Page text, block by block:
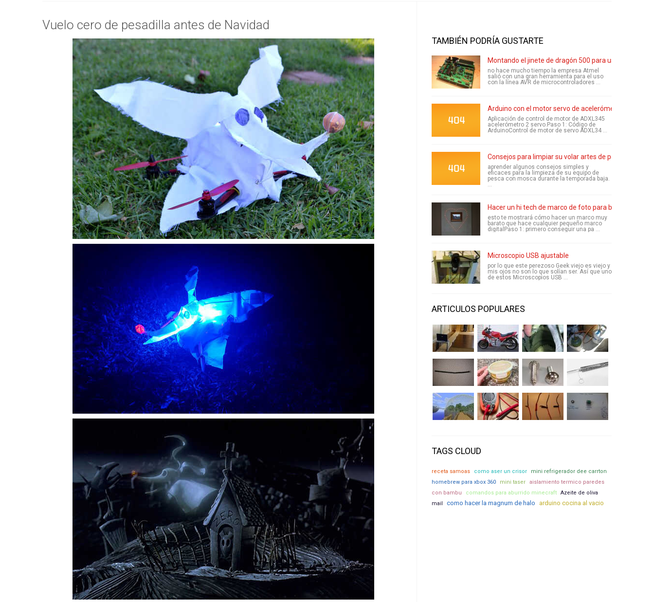
Vuelo cero de pesadilla antes de Navidad
TAMBIÉN PODRÍA GUSTARTE
Montando el jinete de dragón 500 para uso con el
no hace mucho tiempo la empresa Atmel
salió con una gran herramienta para el uso
con la línea AVR de microcontroladores ...
Arduino con el motor servo de acelerómetro
Aplicación de control de motor de ADXL345
acelerómetro 2 servo.Paso 1: Código de
ArduinoControl de motor de servo ADXL34 ...
Consejos para limpiar su volar artes de pesca
aprender algunos consejos simples y
eficaces para la limpieza de su equipo de
pesca con mosca durante la temporada baja.
...
Hacer un hi tech de marco de foto para baratos
esto te mostrará cómo hacer un marco muy
barato que hace cualquier pequeño marco
digitalPaso 1: primero conseguir una pa ...
Microscopio USB ajustable
por lo que este perezoso Geek viejo es viejo y
mis ojos no son lo que solían ser. Así que uno
de estos Microscopios USB ...
ARTICULOS POPULARES
TAGS CLOUD
receta samoas como aser un crisor
mini refrigerador dee carrton
homebrew para xbox 360
mini taser
aislamiento termico paredes
con bambu
comandos para aburrido minecraft
Azeite de oliva
mail
como hacer la magnum de halo arduino cocina al vacio